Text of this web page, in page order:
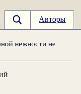
Авторы
нежности не